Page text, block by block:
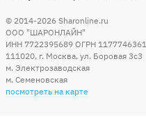
© 2014-2026 Sharonline.ru
ООО "ШАРОНЛАЙН"
ИНН 7722395689 ОГРН
111020, г. Москва, ул. Боровая 3c3
м. Электрозаводская
м. Семеновская
посмотреть на карте